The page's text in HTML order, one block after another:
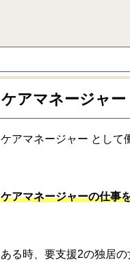
ケアマネージャ
ケアマネージャー として
ケアマネージャーの仕事
ある時、要支援2の独居